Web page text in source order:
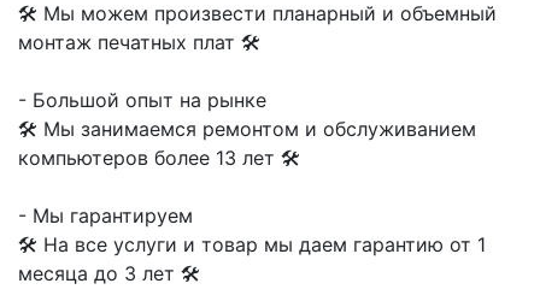
🛠 Мы можем произвести планарный и объемный
монтаж печатных плат 🛠
- Большой опыт на рынке
🛠 Мы занимаемся ремонтом и обслуживанием
компьютеров более 13 лет 🛠
- Мы гарантируем
🛠 На все услуги и товар мы даем гарантию от 1
месяца до 3 лет 🛠